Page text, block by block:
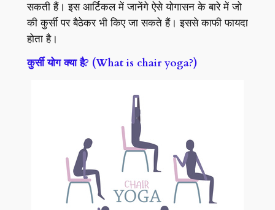
सकती हैं। इस आर्टिकल में जानेंगे ऐसे योगासन के बारे में जो
की कुर्सी पर बैठेकर भी किए जा सकते हैं। इससे काफी फायदा
होता है।
कुर्सी योग क्या है? (What is chair yoga?)